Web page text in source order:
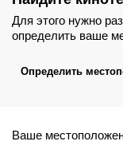
Для этого нужно
определить ваше
Определить
Ваше